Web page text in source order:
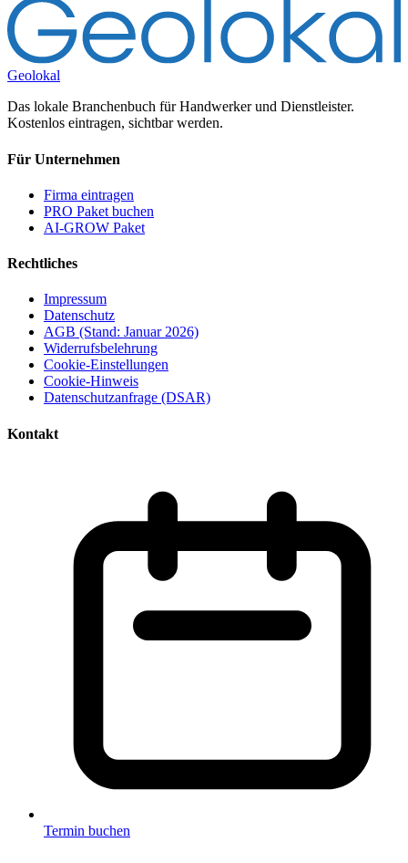
Geolokal
Das lokale Branchenbuch für Handwerker und Dienstleister.
Kostenlos eintragen, sichtbar werden.
Für Unternehmen
Firma eintragen
PRO Paket buchen
AI-GROW Paket
Rechtliches
Impressum
Datenschutz
AGB (Stand: Januar 2026)
Widerrufsbelehrung
Cookie-Einstellungen
Cookie-Hinweis
Datenschutzanfrage (DSAR)
Kontakt
Termin buchen